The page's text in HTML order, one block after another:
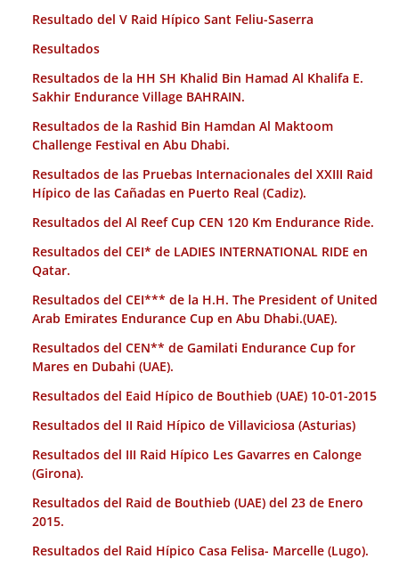
Resultado del V Raid Hípico Sant Feliu-Saserra
Resultados
Resultados de la HH SH Khalid Bin Hamad Al Khalifa E.
Sakhir Endurance Village BAHRAIN.
Resultados de la Rashid Bin Hamdan Al Maktoom
Challenge Festival en Abu Dhabi.
Resultados de las Pruebas Internacionales del XXIII Raid
Hípico de las Cañadas en Puerto Real (Cadiz).
Resultados del Al Reef Cup CEN 120 Km Endurance Ride.
Resultados del CEI* de LADIES INTERNATIONAL RIDE en
Qatar.
Resultados del CEI*** de la H.H. The President of United
Arab Emirates Endurance Cup en Abu Dhabi.(UAE).
Resultados del CEN** de Gamilati Endurance Cup for
Mares en Dubahi (UAE).
Resultados del Eaid Hípico de Bouthieb (UAE) 10-01-2015
Resultados del II Raid Hípico de Villaviciosa (Asturias)
Resultados del III Raid Hípico Les Gavarres en Calonge
(Girona).
Resultados del Raid de Bouthieb (UAE) del 23 de Enero
2015.
Resultados del Raid Hípico Casa Felisa- Marcelle (Lugo).